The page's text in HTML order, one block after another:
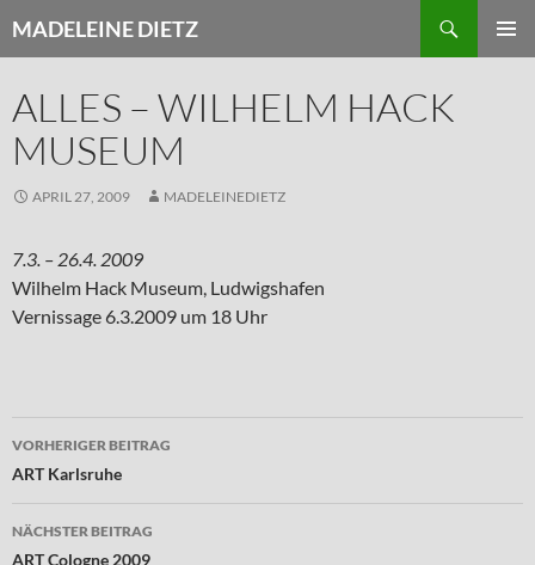
Inhalt
MADELEINE DIETZ
ALLES – WILHELM HACK
MUSEUM
APRIL 27, 2009 MADELEINEDIETZ
7.3. – 26.4. 2009
Wilhelm Hack Museum, Ludwigshafen
Vernissage 6.3.2009 um 18 Uhr
Beitragsnavigation
VORHERIGER BEITRAG
ART Karlsruhe
NÄCHSTER BEITRAG
ART Cologne 2009